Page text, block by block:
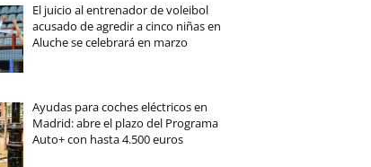
El juicio al entrenador de voleibol
acusado de agredir a cinco niñas en
Aluche se celebrará en marzo
Ayudas para coches eléctricos en
Madrid: abre el plazo del Programa
Auto+ con hasta 4.500 euros